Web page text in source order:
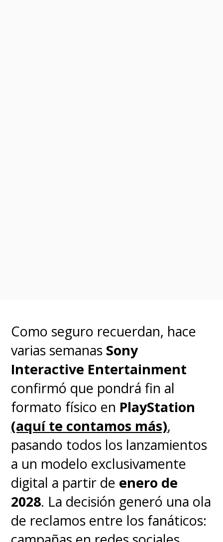
Como seguro recuerdan, hace
varias semanas Sony
Interactive Entertainment
confirmó que pondrá fin al
formato físico en PlayStation
(aquí te contamos más),
pasando todos los lanzamientos
a un modelo exclusivamente
digital a partir de enero de
2028. La decisión generó una ola
de reclamos entre los fanáticos: